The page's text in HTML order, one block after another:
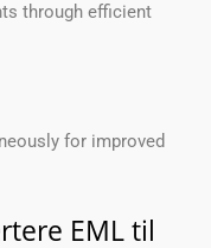
through efficient
for improved
EML til